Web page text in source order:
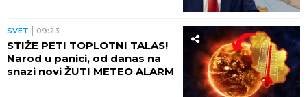
SVET 09:23
STIŽE PETI TOPLOTNI TALAS!
Narod u panici, od danas na
snazi novi ŽUTI METEO ALARM